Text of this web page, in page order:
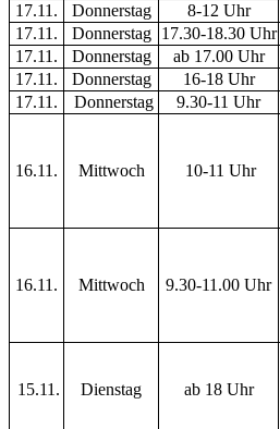
17.11.
Donnerstag 8-12 Uhr
17.11.
Donnerstag 17.30-18.30 Uhr
17.11.
Donnerstag ab 17.00 Uhr
17.11.
Donnerstag 16-18 Uhr
17.11.
Donnerstag 9.30-11 Uhr
16.11. Mittwoch 10-11 Uhr
16.11. Mittwoch 9.30-11.00 Uhr
15.11. Dienstag ab 18 Uhr